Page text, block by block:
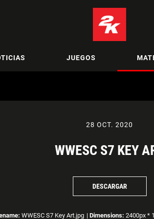
JUEGOS
28 OCT. 2020
WWESC S7 KEY
DESCARGAR
WWESC S7 Key Art.jpg | Dimensions: 2400px *